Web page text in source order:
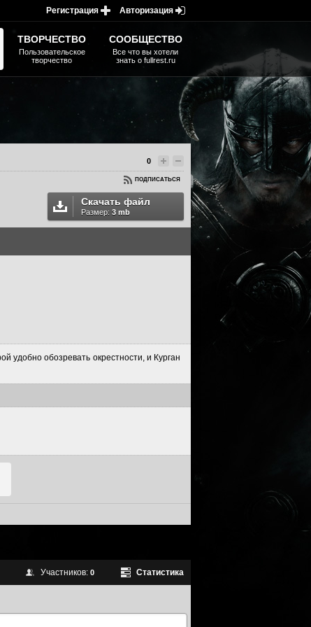
0
ПОДПИСАТЬСЯ
Скачать файл
Размер: 3 mb
удобно обозревать окрестности, и Курган
Участников: 0 Статистика
ТВОРЧЕСТВО
Пользовательское
творчество
СООБЩЕСТВО
Все что вы хотели
знать о fullrest.ru
Авторизация
Регистрация